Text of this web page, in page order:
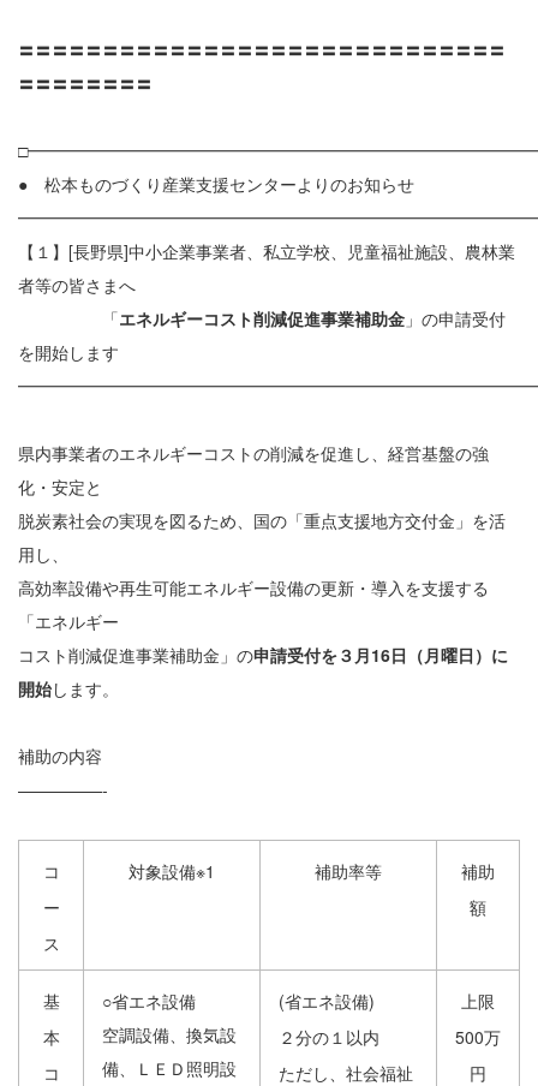
〓〓〓〓〓〓〓〓〓〓〓〓〓〓〓〓〓〓〓〓〓〓〓〓〓〓〓〓〓
〓〓〓〓〓〓〓〓
● 松本ものづくり産業支援センターよりのお知らせ
【１】[長野県]中小企業事業者、私立学校、児童福祉施設、農林業
者等の皆さまへ
「エネルギーコスト削減促進事業補助金 」の申請受付
を開始します
県内事業者のエネルギーコストの削減を促進し、経営基盤の強
化・安定と
脱炭素社会の実現を図るため、国の「重点支援地方交付金」を活
用し、
高効率設備や再生可能エネルギー設備の更新・導入を支援する
「エネルギー
コスト削減促進事業補助金」の申請受付を３月16日（月曜日）に
開始します。
補助の内容
—————-
コ
ー
ス
対象設備※1 補助率等
補助
額
基
本
コ
○省エネ設備
空調設備、換気設
備、ＬＥＤ照明設
(省エネ設備)
２分の１以内
ただし、社会福祉
上限
500万
円